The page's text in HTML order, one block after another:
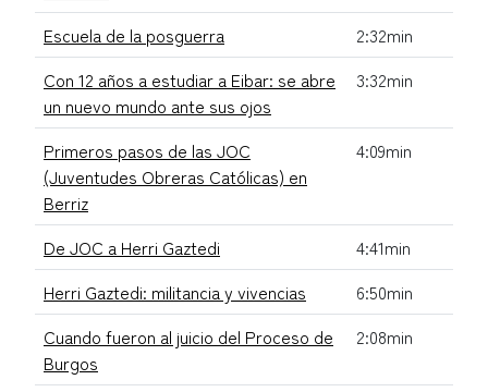
Escuela de la posguerra
2:32min
Con 12 años a estudiar a Eibar: se abre
un nuevo mundo ante sus ojos
3:32min
Primeros pasos de las JOC
(Juventudes Obreras Católicas) en
Berriz
4:09min
De JOC a Herri Gaztedi
4:41min
Herri Gaztedi: militancia y vivencias
6:50min
Cuando fueron al juicio del Proceso de
Burgos
2:08min